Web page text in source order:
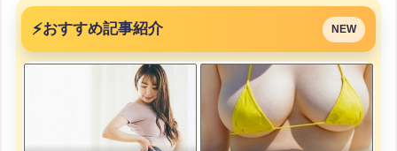
⚡おすすめ記事紹介 NEW